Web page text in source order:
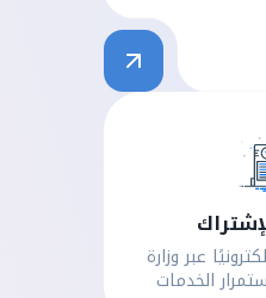
عبر وزارة
الخدمات